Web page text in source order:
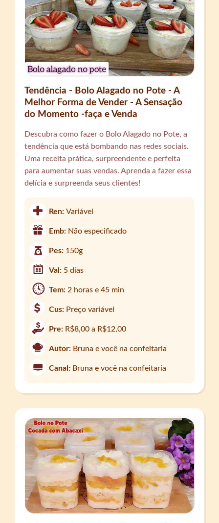
Tendência - Bolo Alagado no Pote - A
Melhor Forma de Vender - A Sensação
do Momento -faça e Venda
Descubra como fazer o Bolo Alagado no Pote, a
tendência que está bombando nas redes sociais.
Uma receita prática, surpreendente e perfeita
para aumentar suas vendas. Aprenda a fazer essa
delícia e surpreenda seus clientes!
Ren:Variável
Emb: Não especificado
Pes: 150g
Val: 5 dias
Tem:2 horas e 45 min
Cus: Preço variável
Pre: R$8,00 a R$12,00
Autor: Bruna e você na confeitaria
Canal: Bruna e você na confeitaria